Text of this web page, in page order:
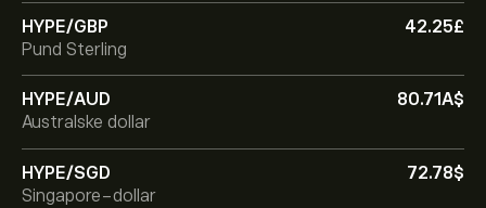
HYPE/GBP
42.25‎£‎
Pund Sterling
HYPE/AUD
80.71‎A$‎
Australske dollar
HYPE/SGD
72.78‎$‎
Singapore-dollar